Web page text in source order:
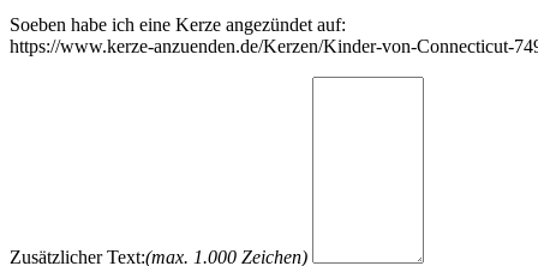
Soeben habe ich eine Kerze angezündet auf:
https://www.kerze-anzuenden.de/Kerzen/Kinder-von-Connecticut-
Zusätzlicher Text:(max. 1.000 Zeichen)